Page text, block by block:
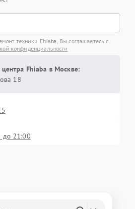
техники Fhiaba, Вы соглашаетесь с
конфиденциальности
центра Fhiaba в Москве:
18
до 21:00